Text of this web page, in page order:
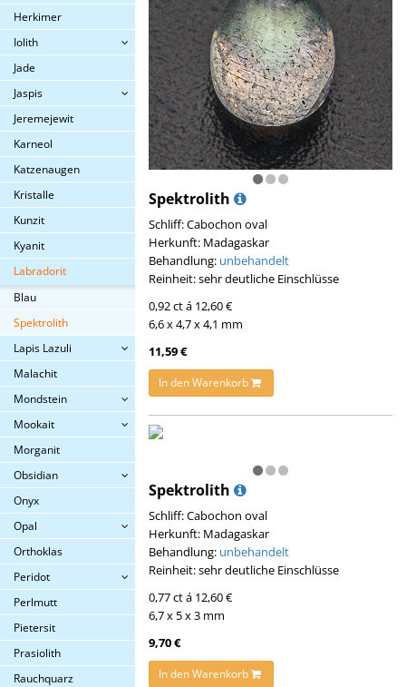
Herkimer
Iolith
Jade
Jaspis
Jeremejewit
Karneol
Katzenaugen
Kristalle
Kunzit
Kyanit
Labradorit
Blau
Spektrolith
Lapis Lazuli
Malachit
Mondstein
Mookait
Morganit
Obsidian
Onyx
Opal
Orthoklas
Peridot
Perlmutt
Pietersit
Prasiolith
Rauchquarz
Spektrolith
Schliff: Cabochon oval
Herkunft: Madagaskar
Behandlung: unbehandelt
Reinheit: sehr deutliche Einschlüsse
0,92 ct á 12,60 €
6,6 x 4,7 x 4,1 mm
11,59 €
In den Warenkorb
Spektrolith
Schliff: Cabochon oval
Herkunft: Madagaskar
Behandlung: unbehandelt
Reinheit: sehr deutliche Einschlüsse
0,77 ct á 12,60 €
6,7 x 5 x 3 mm
9,70 €
In den Warenkorb